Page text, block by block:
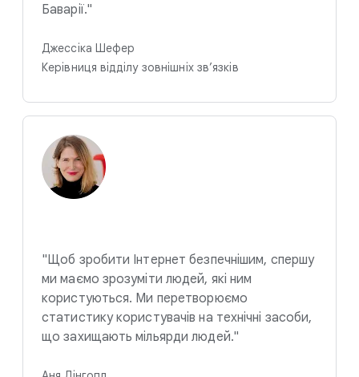
Баварії."
Джессіка Шефер
Керівниця відділу зовнішніх зв’язків
"Щоб зробити Інтернет безпечнішим, спершу
ми маємо зрозуміти людей, які ним
користуються. Ми перетворюємо
статистику користувачів на технічні засоби,
що захищають мільярди людей."